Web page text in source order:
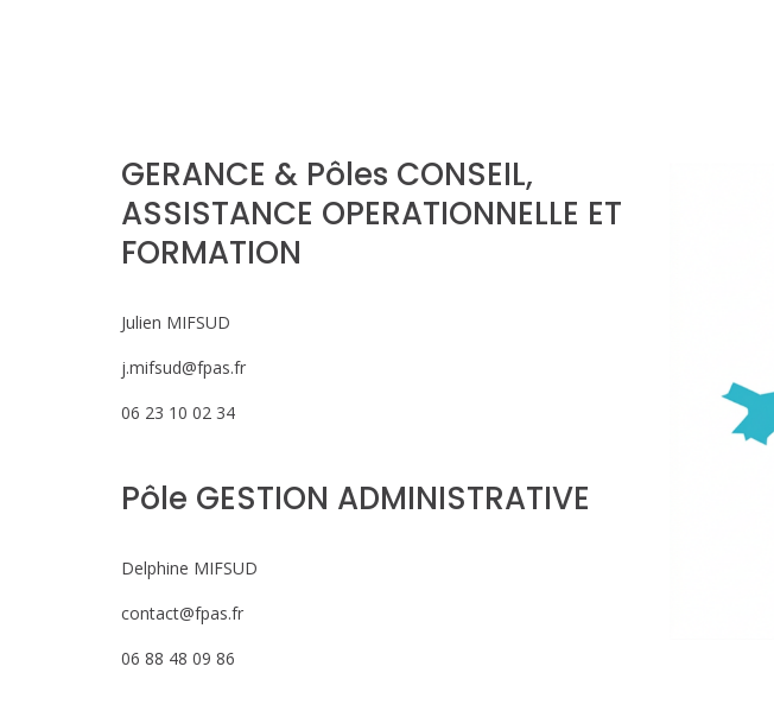
GERANCE & Pôles CONSEIL,
ASSISTANCE OPERATIONNELLE ET
FORMATION
Julien MIFSUD
j.mifsud@fpas.fr
06 23 10 02 34
Pôle GESTION ADMINISTRATIVE
Delphine MIFSUD
contact@fpas.fr
06 88 48 09 86